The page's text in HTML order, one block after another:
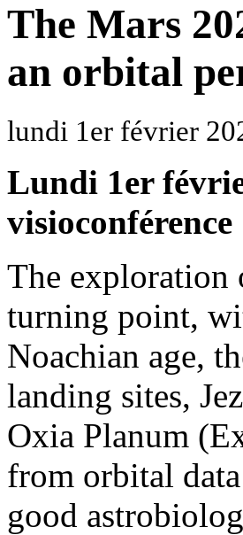
The Mars
an orbital
lundi 1er février
Lundi 1er
visioconférence
The exploration
turning point,
Noachian age,
landing sites,
Oxia Planum
from orbital
good